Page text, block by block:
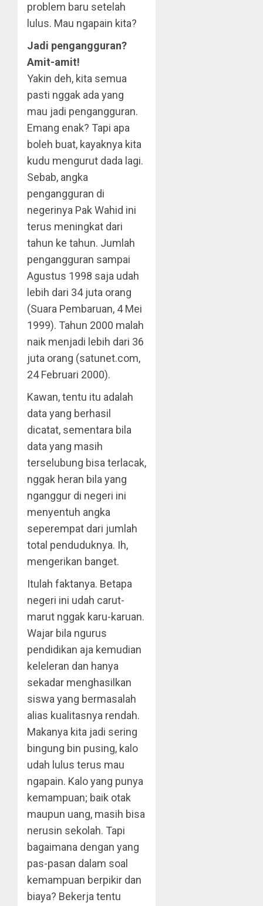
problem baru setelah
lulus. Mau ngapain kita?
Jadi pengangguran?
Amit-amit!
Yakin deh, kita semua
pasti nggak ada yang
mau jadi pengangguran.
Emang enak? Tapi apa
boleh buat, kayaknya kita
kudu mengurut dada lagi.
Sebab, angka
pengangguran di
negerinya Pak Wahid ini
terus meningkat dari
tahun ke tahun. Jumlah
pengangguran sampai
Agustus 1998 saja udah
lebih dari 34 juta orang
(Suara Pembaruan, 4 Mei
1999). Tahun 2000 malah
naik menjadi lebih dari 36
juta orang (satunet.com,
24 Februari 2000).
Kawan, tentu itu adalah
data yang berhasil
dicatat, sementara bila
data yang masih
terselubung bisa terlacak,
nggak heran bila yang
nganggur di negeri ini
menyentuh angka
seperempat dari jumlah
total penduduknya. Ih,
mengerikan banget.
Itulah faktanya. Betapa
negeri ini udah carut-
marut nggak karu-karuan.
Wajar bila ngurus
pendidikan aja kemudian
keleleran dan hanya
sekadar menghasilkan
siswa yang bermasalah
alias kualitasnya rendah.
Makanya kita jadi sering
bingung bin pusing, kalo
udah lulus terus mau
ngapain. Kalo yang punya
kemampuan; baik otak
maupun uang, masih bisa
nerusin sekolah. Tapi
bagaimana dengan yang
pas-pasan dalam soal
kemampuan berpikir dan
biaya? Bekerja tentu